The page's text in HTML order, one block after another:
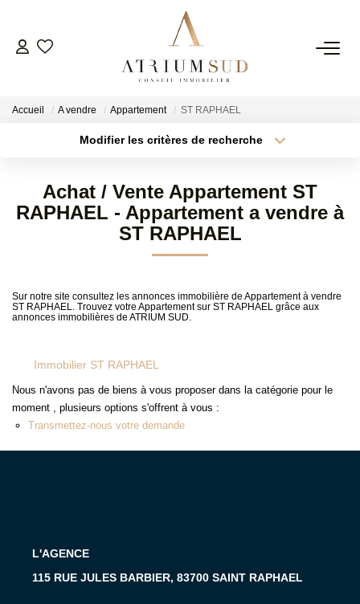
TRANSACTION
SYNDIC
AGENCE
MON COMPTE
EN
Accueil A vendre Appartement ST RAPHAEL
Modifier les critères de recherche
Sélectionnez...
Type de bien
Surface min
Achat / Vente Appartement ST
RAPHAEL - Appartement a vendre à
ST RAPHAEL
Sur notre site consultez les annonces immobilière de Appartement à vendre
ST RAPHAEL. Trouvez votre Appartement sur ST RAPHAEL grâce aux
annonces immobilières de ATRIUM SUD.
Immobilier ST RAPHAEL
Nous n'avons pas de biens à vous proposer dans la catégorie pour le
moment , plusieurs options s'offrent à vous :
Transmettez-nous votre demande
L'AGENCE
115 RUE JULES BARBIER, 83700 SAINT RAPHAEL